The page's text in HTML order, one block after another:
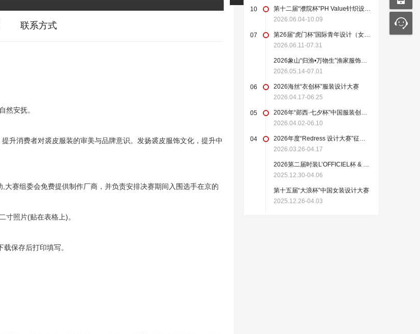
联系方式
然安抚。
升消费者对裘皮服装的审美与品牌意识。发扬裘皮服饰文化，提升中
赛组委会免费提供制作厂商，并负责安排决赛期间入围选手在京的
寸照片(贴在表格上)。
保存后打印填写。
10
第十二届“濮院杯”PH Value针织设计师大赛
2026.06.04-10.09
07
第26届“虎门杯”国际青年设计（女装）大赛
2026.06.11-07.31
2026象山“归渔•万物生”渔家服饰设计大赛
2026.05.14-07.01
06
2026海丝“衣创杯”服装设计大赛
2026.04.17-06.25
05
2026年“郧西·七夕杯”中国服装创新设计大赛
2026.04.02-06.10
04
2026年度“Redress 设计大赛”征稿启事
2026.03.26-04.17
2026第二届时装L’OFFICIEL杯 & 中国轻纺城国际设计大师赛
2025.12.30-04.06
第十五届“大浪杯”中国女装设计大赛
2025.12.26-04.03